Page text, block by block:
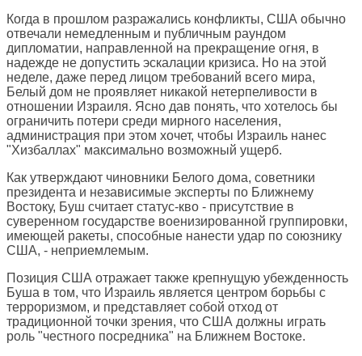
Когда в прошлом разражались конфликты, США обычно
отвечали немедленным и публичным раундом
дипломатии, направленной на прекращение огня, в
надежде не допустить эскалации кризиса. Но на этой
неделе, даже перед лицом требований всего мира,
Белый дом не проявляет никакой нетерпеливости в
отношении Израиля. Ясно дав понять, что хотелось бы
ограничить потери среди мирного населения,
администрация при этом хочет, чтобы Израиль нанес
"Хизбаллах" максимально возможный ущерб.
Как утверждают чиновники Белого дома, советники
президента и независимые эксперты по Ближнему
Востоку, Буш считает статус-кво - присутствие в
суверенном государстве военизированной группировки,
имеющей ракеты, способные нанести удар по союзнику
США, - неприемлемым.
Позиция США отражает также крепнущую убежденность
Буша в том, что Израиль является центром борьбы с
терроризмом, и представляет собой отход от
традиционной точки зрения, что США должны играть
роль "честного посредника" на Ближнем Востоке.